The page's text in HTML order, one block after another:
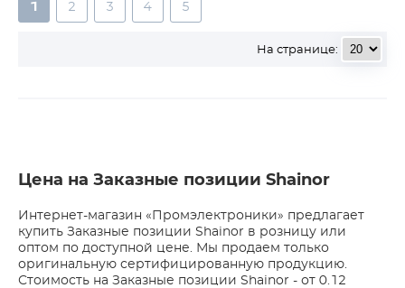
1 2 3 4 5
На странице:
Цена на Заказные позиции Shainor
Интернет-магазин «Промэлектроники» предлагает
купить Заказные позиции Shainor в розницу или
оптом по доступной цене. Мы продаем только
оригинальную сертифицированную продукцию.
Стоимость на Заказные позиции Shainor - от 0.12